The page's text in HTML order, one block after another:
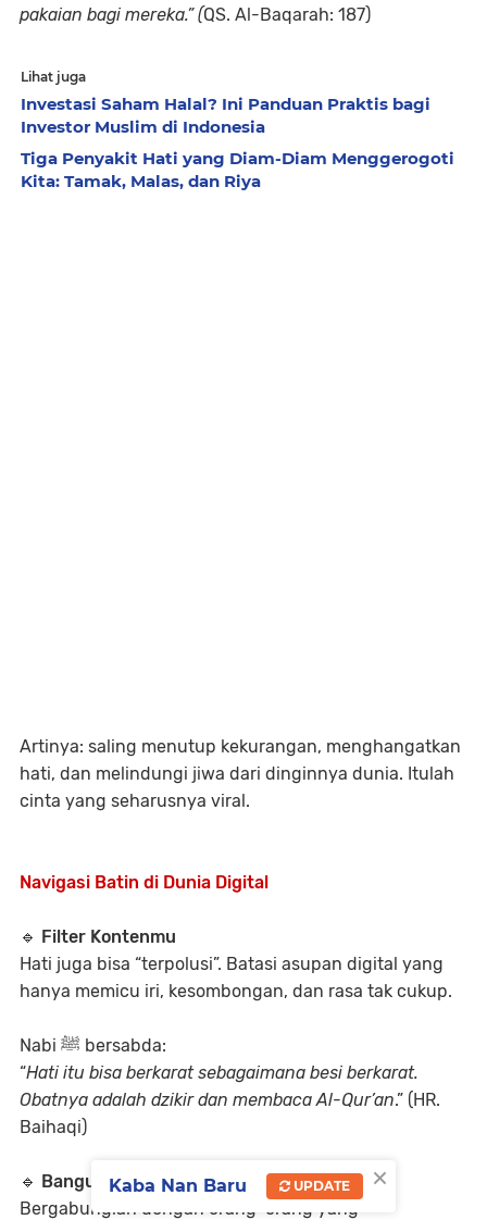
pakaian bagi mereka.” (QS. Al-Baqarah: 187)
Lihat juga
Investasi Saham Halal? Ini Panduan Praktis bagi
Investor Muslim di Indonesia
Tiga Penyakit Hati yang Diam-Diam Menggerogoti
Kita: Tamak, Malas, dan Riya
Artinya: saling menutup kekurangan, menghangatkan
hati, dan melindungi jiwa dari dinginnya dunia. Itulah
cinta yang seharusnya viral.
Navigasi Batin di Dunia Digital
🔹 Filter Kontenmu
Hati juga bisa “terpolusi”. Batasi asupan digital yang
hanya memicu iri, kesombongan, dan rasa tak cukup.
Nabi ﷺ bersabda:
“Hati itu bisa berkarat sebagaimana besi berkarat.
Obatnya adalah dzikir dan membaca Al-Qur’an.” (HR.
Baihaqi)
🔹 Bangun Komunitas yang Membangun
Bergabunglah dengan orang-orang yang
×
Kaba Nan Baru UPDATE